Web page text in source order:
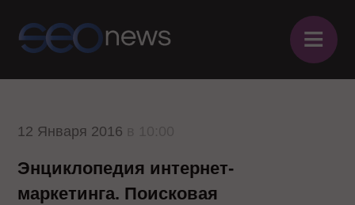
≡
12 Января 2016
Энциклопедия интернет-
маркетинга. Поисковая